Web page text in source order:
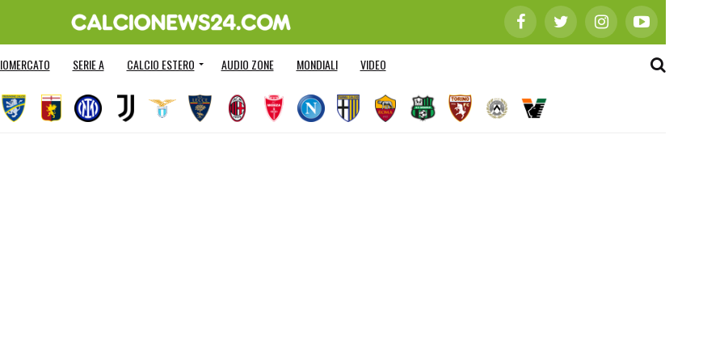
SERIE A CALCIO ESTERO AUDIO ZONE MONDIALI VIDEO